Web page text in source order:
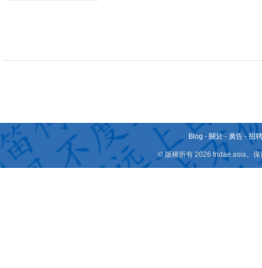
Blog - 關於 - 廣告 -招
© 版權所有 2026 fridae.asia。